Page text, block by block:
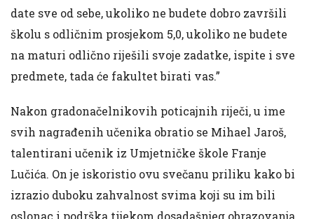
date sve od sebe, ukoliko ne budete dobro završili
školu s odličnim prosjekom 5,0, ukoliko ne budete
na maturi odlično riješili svoje zadatke, ispite i sve
predmete, tada će fakultet birati vas.”
Nakon gradonačelnikovih poticajnih riječi, u ime
svih nagrađenih učenika obratio se Mihael Jaroš,
talentirani učenik iz Umjetničke škole Franje
Lučića. On je iskoristio ovu svečanu priliku kako bi
izrazio duboku zahvalnost svima koji su im bili
oslonac i podrška tijekom dosadašnjeg obrazovanja,